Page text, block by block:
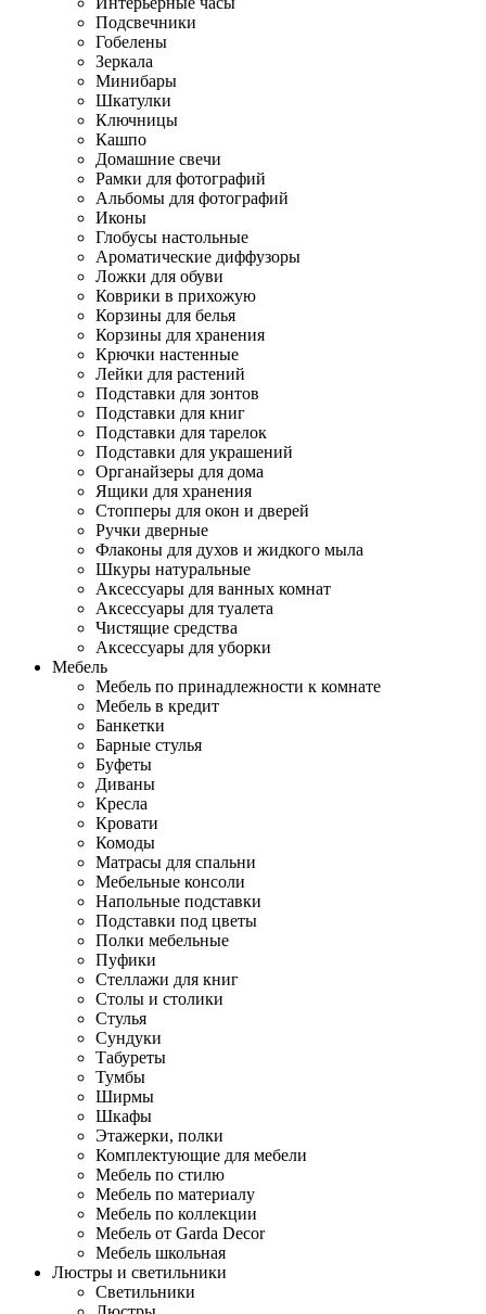
Подсвечники
Гобелены
Зеркала
Минибары
Шкатулки
Ключницы
Кашпо
Домашние свечи
Рамки для фотографий
Альбомы для фотографий
Иконы
Глобусы настольные
Ароматические диффузоры
Ложки для обуви
Коврики в прихожую
Корзины для белья
Корзины для хранения
Крючки настенные
Лейки для растений
Подставки для зонтов
Подставки для книг
Подставки для тарелок
Подставки для украшений
Органайзеры для дома
Ящики для хранения
Стопперы для окон и дверей
Ручки дверные
Флаконы для духов и жидкого мыла
Шкуры натуральные
Аксессуары для ванных комнат
Аксессуары для туалета
Чистящие средства
Аксессуары для уборки
Мебель
Мебель по принадлежности к комнате
Мебель в кредит
Банкетки
Барные стулья
Буфеты
Диваны
Кресла
Кровати
Комоды
Матрасы для спальни
Мебельные консоли
Напольные подставки
Подставки под цветы
Полки мебельные
Пуфики
Стеллажи для книг
Столы и столики
Стулья
Сундуки
Табуреты
Тумбы
Ширмы
Шкафы
Этажерки, полки
Комплектующие для мебели
Мебель по стилю
Мебель по материалу
Мебель по коллекции
Мебель от Garda Decor
Мебель школьная
Люстры и светильники
Светильники